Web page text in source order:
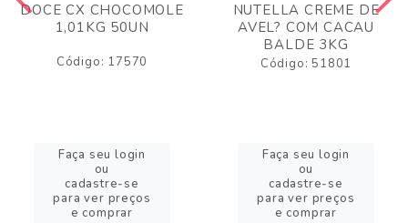
DOCE CX CHOCOMOLE
1,01KG 50UN
Código: 17570
Faça seu login
ou
cadastre-se
para ver preços
e comprar
NUTELLA CREME DE
AVEL? COM CACAU
BALDE 3KG
Código: 51801
Faça seu login
ou
cadastre-se
para ver preços
e comprar